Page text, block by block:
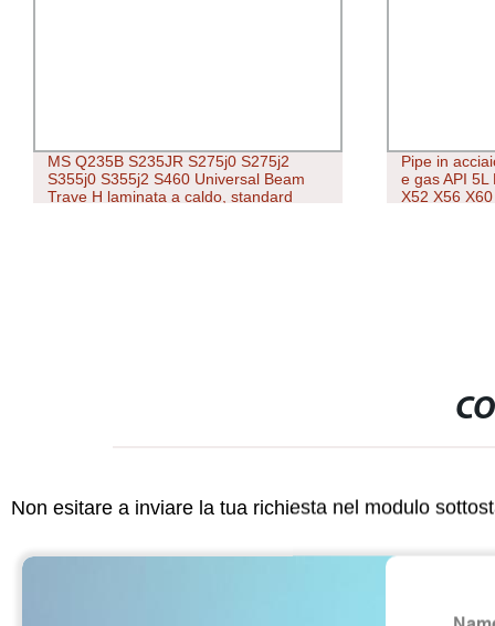
MS Q235B S235JR S275j0 S275j2
S355j0 S355j2 S460 Universal Beam
Trave H laminata a caldo, standard
Pipe in
e gas API 5L
X52 X56
Non esitare a inviare la tua richiesta nel modulo